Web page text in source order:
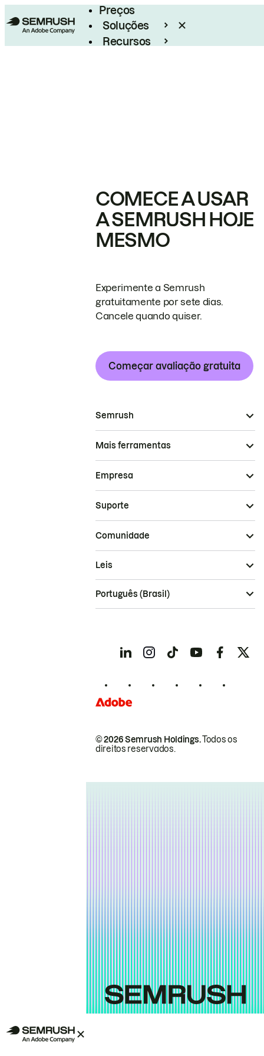
Preços
Soluções
Recursos
COMECE A USAR
A SEMRUSH HOJE
MESMO
Experimente a Semrush
gratuitamente por sete dias.
Cancele quando quiser.
Começar avaliação gratuita
Semrush
Mais ferramentas
Empresa
Suporte
Comunidade
© 2026 Semrush Holdings.Todos os
direitos reservados.
Leis
Português (Brasil)